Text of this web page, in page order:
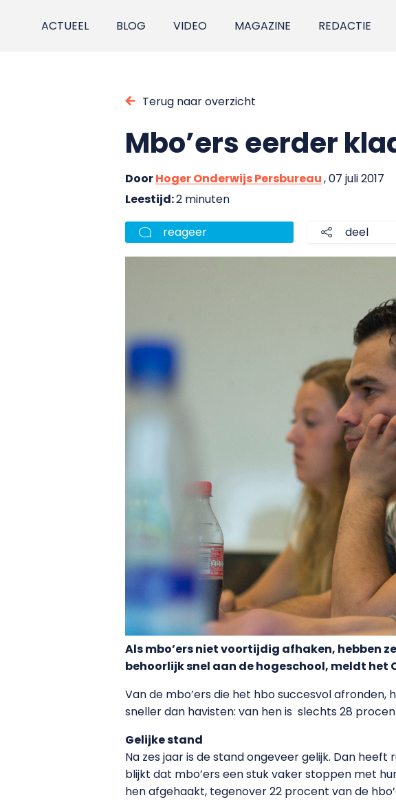
ACTUEEL BLOG VIDEO MAGAZINE REDACTIE
Terug naar overzicht
Mbo’ers eerder
DoorHoger Onderwijs Persbureau, 07 juli 2017
Leestijd:2 minuten
reageer deel
Als mbo’ers niet voortijdig afhaken, hebben
behoorlijk snel aan de hogeschool, meldt
Van de mbo’ers die het hbo succesvol
sneller dan havisten: van hen is slechts 28
Gelijke stand
Na zes jaar is de stand ongeveer gelijk. Dan
blijkt dat mbo’ers een stuk vaker stoppen met
hen afgehaakt, tegenover 22 procent van de